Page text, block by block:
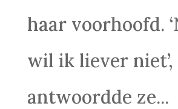
haar voorhoofd.
wil ik liever niet’,
antwoordde ze...